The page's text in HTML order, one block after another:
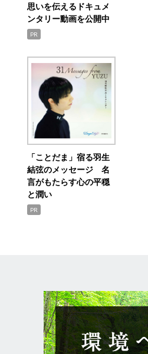
思いを伝えるドキュメ
ンタリー動画を公開中
PR
「ことだま」宿る羽生
結弦のメッセージ 名
言がもたらす心の平穏
と潤い
PR